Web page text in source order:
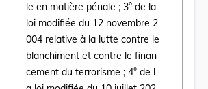
le en matière pénale ; 3° de la
loi modifiée du 12 novembre 2
004 relative à la lutte contre le
blanchiment et contre le finan
cement du terrorisme ; 4° de l
Ouvrir le document Loi du 29 juillet 2022